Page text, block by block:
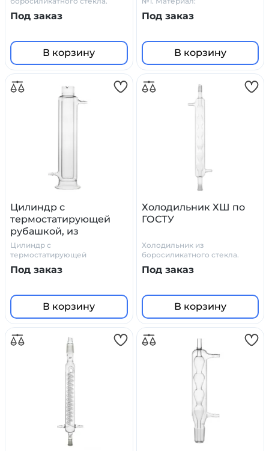
Производитель: Primelab
Под заказ
В корзину
боросиликатное стекло
Под заказ
В корзину
Цилиндр с
термостатирующей
рубашкой, из
боросиликатного
стекла
Цилиндр с
термостатирующей
рубашкой, из
боросиликатного стекла
Под заказ
В корзину
Холодильник ХШ по
ГОСТУ
Холодильник из
боросиликатного стекла.
ГОСТ
Под заказ
В корзину